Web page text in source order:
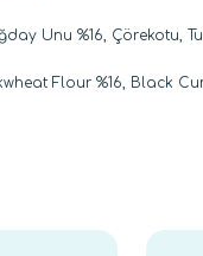
Unu %16, Çörekotu,
Flour %16, Black